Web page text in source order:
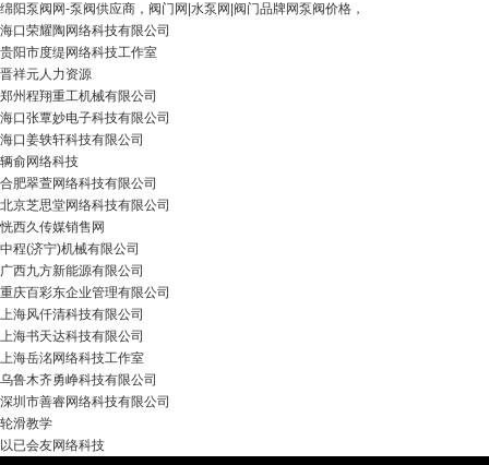
绵阳泵阀网-泵阀供应商，阀门网|水泵网|阀门品牌网泵阀价格，
海口荣耀陶网络科技有限公司
贵阳市度缇网络科技工作室
晋祥元人力资源
郑州程翔重工机械有限公司
海口张覃妙电子科技有限公司
海口姜轶轩科技有限公司
辆俞网络科技
合肥翠萱网络科技有限公司
北京芝思堂网络科技有限公司
恍西久传媒销售网
中程(济宁)机械有限公司
广西九方新能源有限公司
重庆百彩东企业管理有限公司
上海风仟清科技有限公司
上海书天达科技有限公司
上海岳洺网络科技工作室
乌鲁木齐勇峥科技有限公司
深圳市善睿网络科技有限公司
轮滑教学
以已会友网络科技